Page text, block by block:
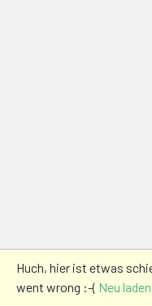
Huch, hier ist etwas
went wrong :-( Neu